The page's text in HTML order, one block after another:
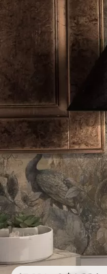
.33 5 .00 /sq ft